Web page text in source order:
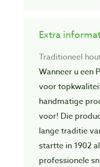
Extra
Traditioneel
Wanneer u een
voor
handmatige
voor! Die
lange traditie
startte in 1902
professionele